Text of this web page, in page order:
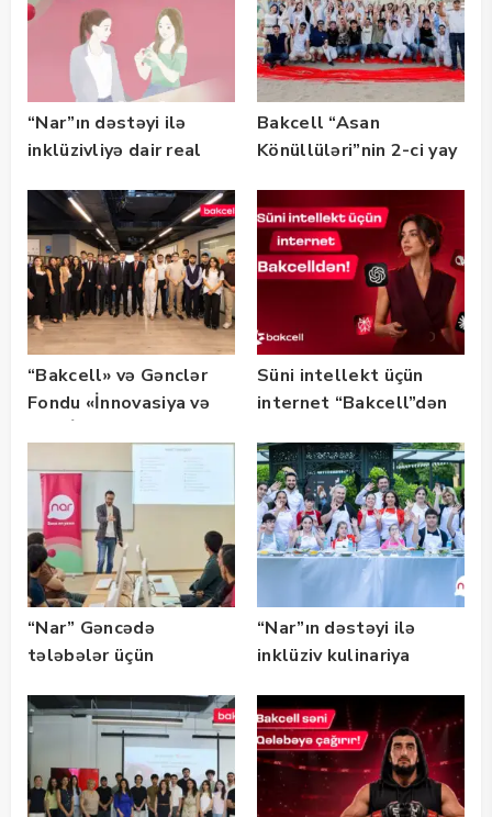
“Nar”ın dəstəyi ilə
inklüzivliyə dair real
təqdim edilir
Bakcell “Asan
Könüllüləri”nin 2-ci yay
olub — FOTO
“Bakcell» və Gənclər
Fondu «İnnovasiya və
təqaüd proqramının
qalibləri ilə görüş
keçirib
Süni intellekt üçün
internet “Bakcell”dən
“Nar” Gəncədə
tələbələr üçün
təlimləri təşkil edib
“Nar”ın dəstəyi ilə
inklüziv kulinariya
keçirilib — Fotolar